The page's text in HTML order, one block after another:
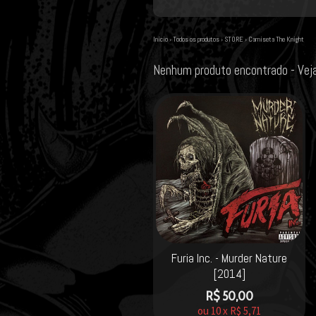
Início›Todos os produtos› STORE › Camiseta The Knight
Nenhum produto encontrado -
Furia Inc. - Murder Nature
[2014]
R$50,00
ou 10x R$ 5,71